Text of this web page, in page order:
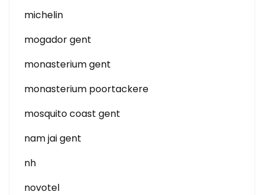
michelin
mogador gent
monasterium gent
monasterium poortackere
mosquito coast gent
nam jai gent
nh
novotel